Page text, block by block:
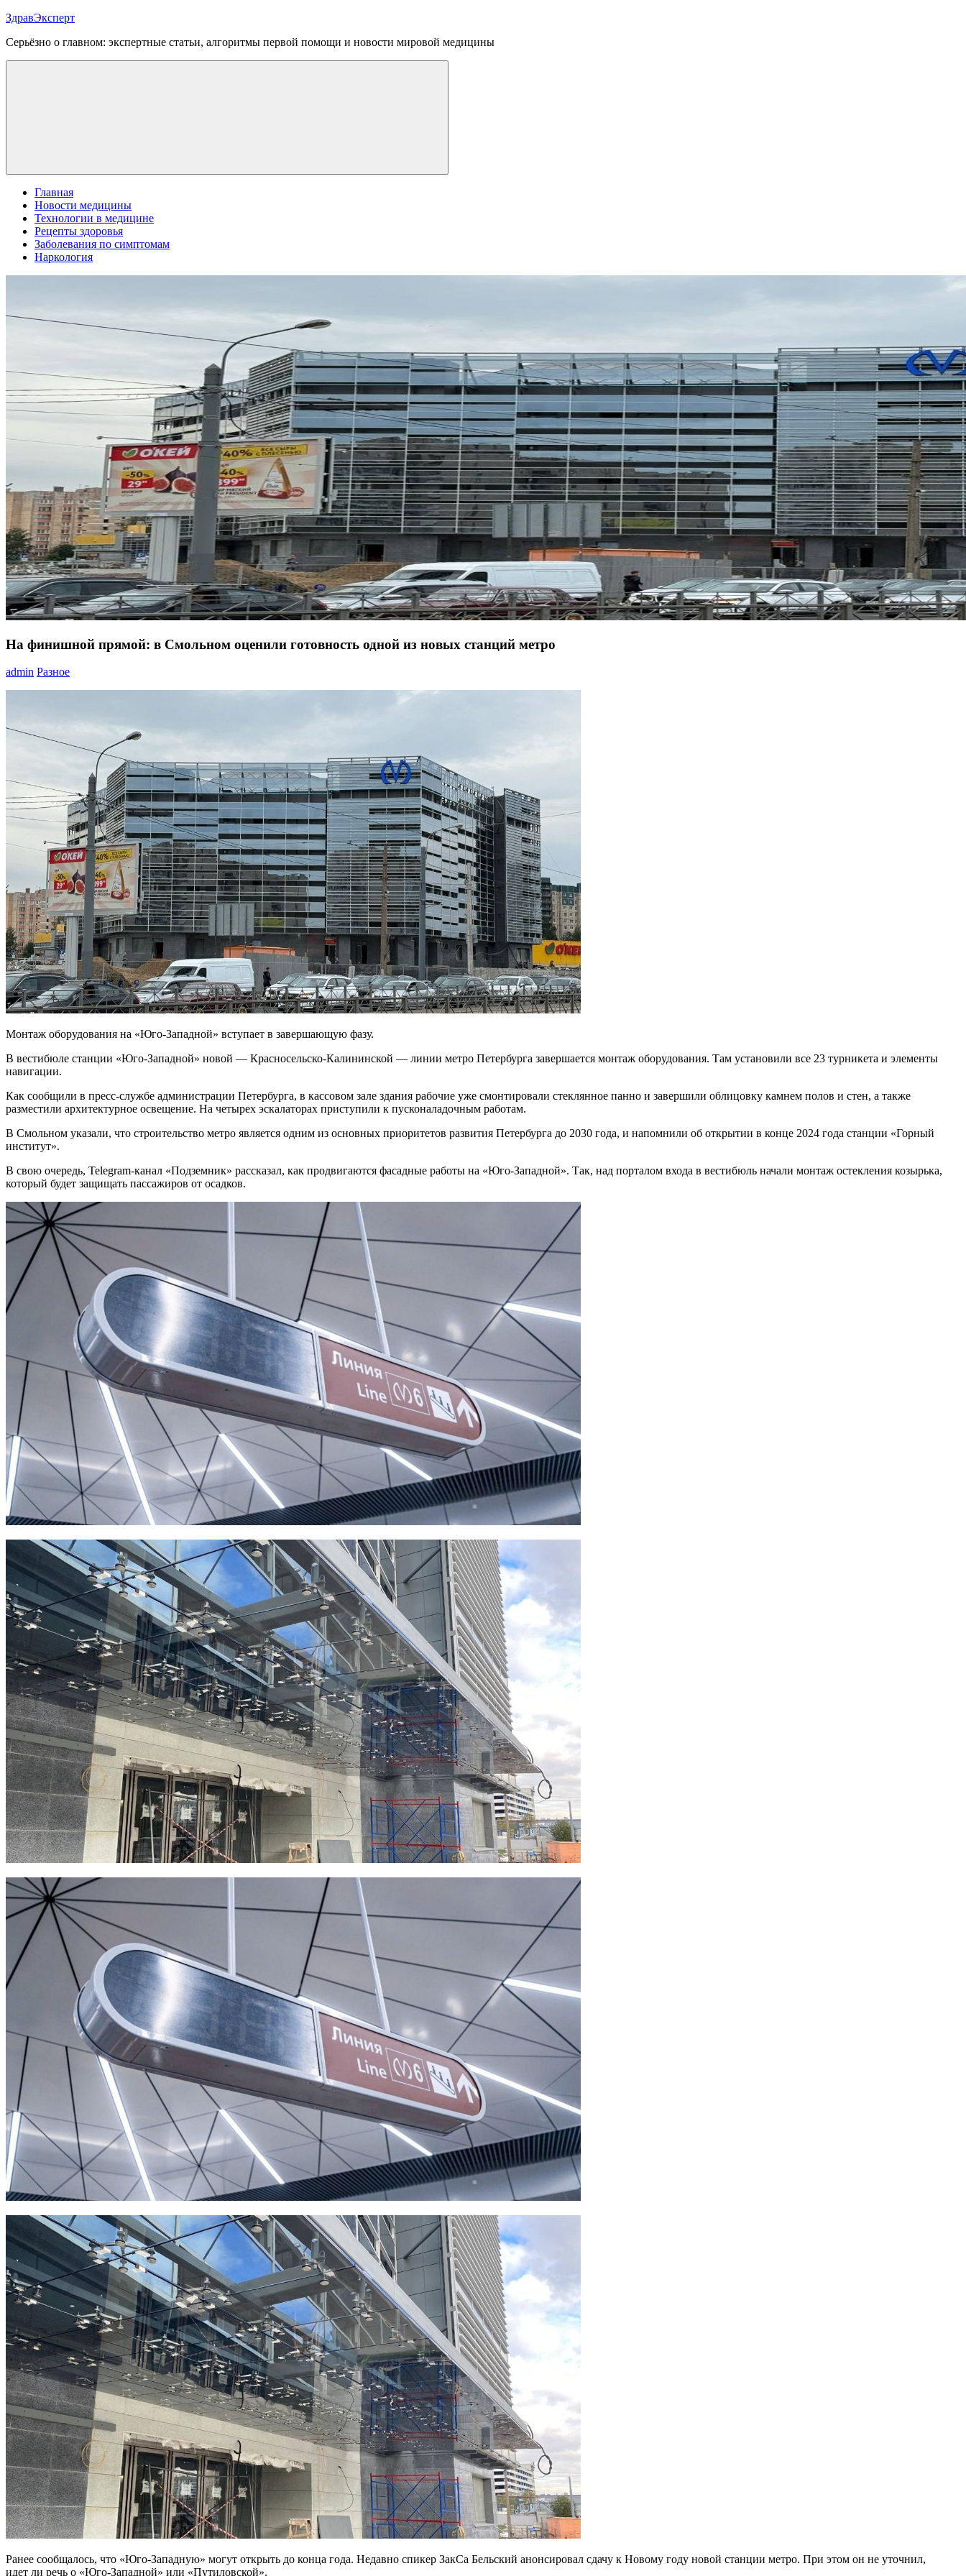
Перейти
содержимому
ЗдравЭксперт
Серьёзно о главном: экспертные статьи, алгоритмы первой помощи и новости мировой медицины
Меню
Главная
Новости медицины
Технологии в медицине
Рецепты здоровья
Заболевания по симптомам
Наркология
На финишной прямой: в Смольном оценили готовность одной из новых станций метро
admin Разное
Монтаж оборудования на «Юго-Западной» вступает в завершающую фазу.
В вестибюле станции «Юго-Западной» новой — Красносельско-Калининской — линии метро Петербурга завершается монтаж оборудования. Там установили все 23 турникета и элементы
навигации.
Как сообщили в пресс-службе администрации Петербурга, в кассовом зале здания рабочие уже смонтировали стеклянное панно и завершили облицовку камнем полов и стен, а также
разместили архитектурное освещение. На четырех эскалаторах приступили к пусконаладочным работам.
В Смольном указали, что строительство метро является одним из основных приоритетов развития Петербурга до 2030 года, и напомнили об открытии в конце 2024 года станции «Горный
институт».
В свою очередь, Telegram-канал «Подземник» рассказал, как продвигаются фасадные работы на «Юго-Западной». Так, над порталом входа в вестибюль начали монтаж остекления козырька,
который будет защищать пассажиров от осадков.
Ранее сообщалось, что «Юго-Западную» могут открыть до конца года. Недавно спикер ЗакСа Бельский анонсировал сдачу к Новому году новой станции метро. При этом он не уточнил,
идет ли речь о «Юго-Западной» или «Путиловской».